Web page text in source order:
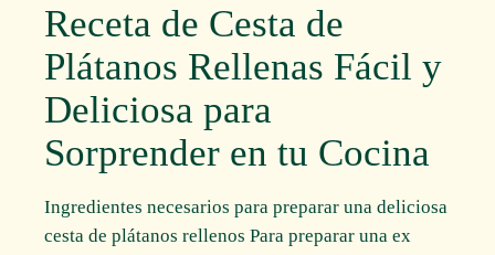
Receta de Cesta de
Plátanos Rellenas Fácil y
Deliciosa para
Sorprender en tu Cocina
Ingredientes necesarios para preparar una deliciosa
cesta de plátanos rellenos Para preparar una ex